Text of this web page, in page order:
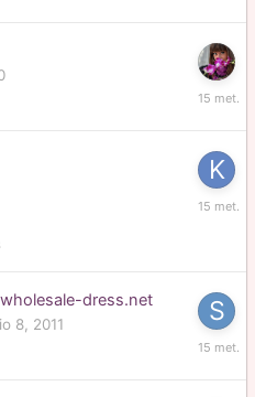
Birželio
dress.net
8, 2011